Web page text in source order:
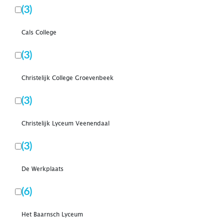
(3)
Cals College
(3)
Christelijk College Groevenbeek
(3)
Christelijk Lyceum Veenendaal
(3)
De Werkplaats
(6)
Het Baarnsch Lyceum